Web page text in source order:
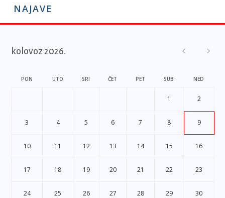
NAJAVE
kolovoz 2026.
PON UTO SRI ČET PET SUB NED
1 2
3 4 5 6 7 8 9
10 11 12 13 14 15 16
17 18 19 20 21 22 23
24 25 26 27 28 29 30